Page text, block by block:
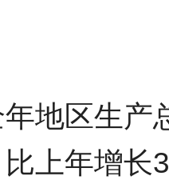
地区生产
上年增